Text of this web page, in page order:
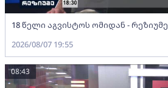
18 წელი აგვისტოს ომიდან - რეზიუმე
2026/08/07 19:55
08:43